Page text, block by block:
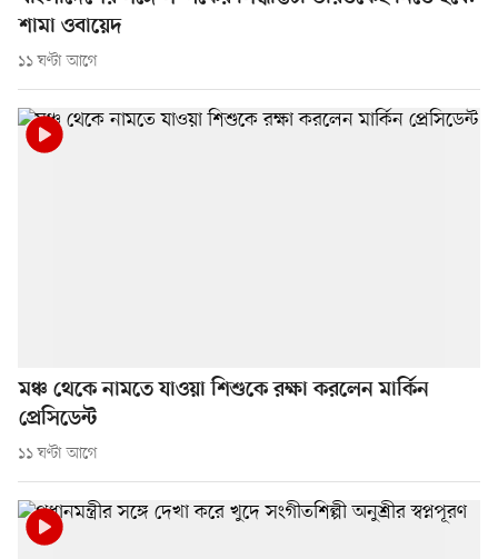
শামা ওবায়েদ
১১ ঘণ্টা আগে
মঞ্চ থেকে নামতে যাওয়া শিশুকে রক্ষা করলেন মার্কিন
প্রেসিডেন্ট
১১ ঘণ্টা আগে